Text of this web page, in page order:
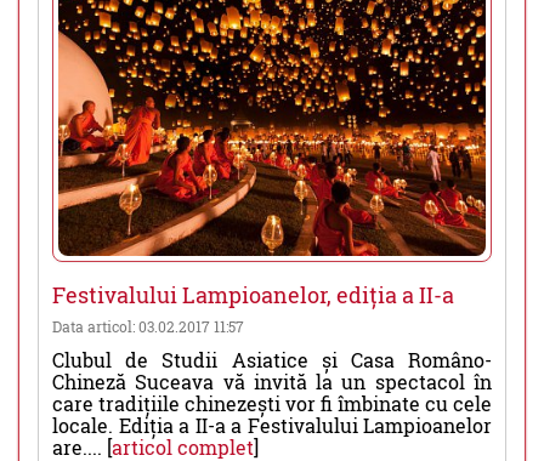
Festivalului Lampioanelor, ediția a II-a
Data articol: 03.02.2017 11:57
Clubul de Studii Asiatice și Casa Româno-
Chineză Suceava vă invită la un spectacol în
care tradițiile chinezești vor fi îmbinate cu cele
locale. Ediția a II-a a Festivalului Lampioanelor
are.... [articol complet]